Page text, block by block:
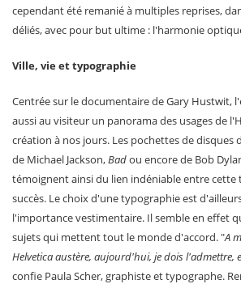
cependant été remanié à multiples reprises,
déliés, avec pour but ultime : l'harmonie
Ville, vie et typographie
Centrée sur le documentaire de Gary Hustwit,
aussi au visiteur un panorama des usages de
création à nos jours. Les pochettes de disques
de Michael Jackson,Badou encore de Bob
témoignent ainsi du lien indéniable entre cette
succès. Le choix d'une typographie est
l'importance vestimentaire. Il semble en effet
sujets qui mettent tout le monde d'accord. "A
Helvetica austère, aujourd'hui, je dois l'admettre,
confie Paula Scher, graphiste et typographe.